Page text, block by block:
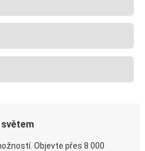
světem
Objevte přes 8 000